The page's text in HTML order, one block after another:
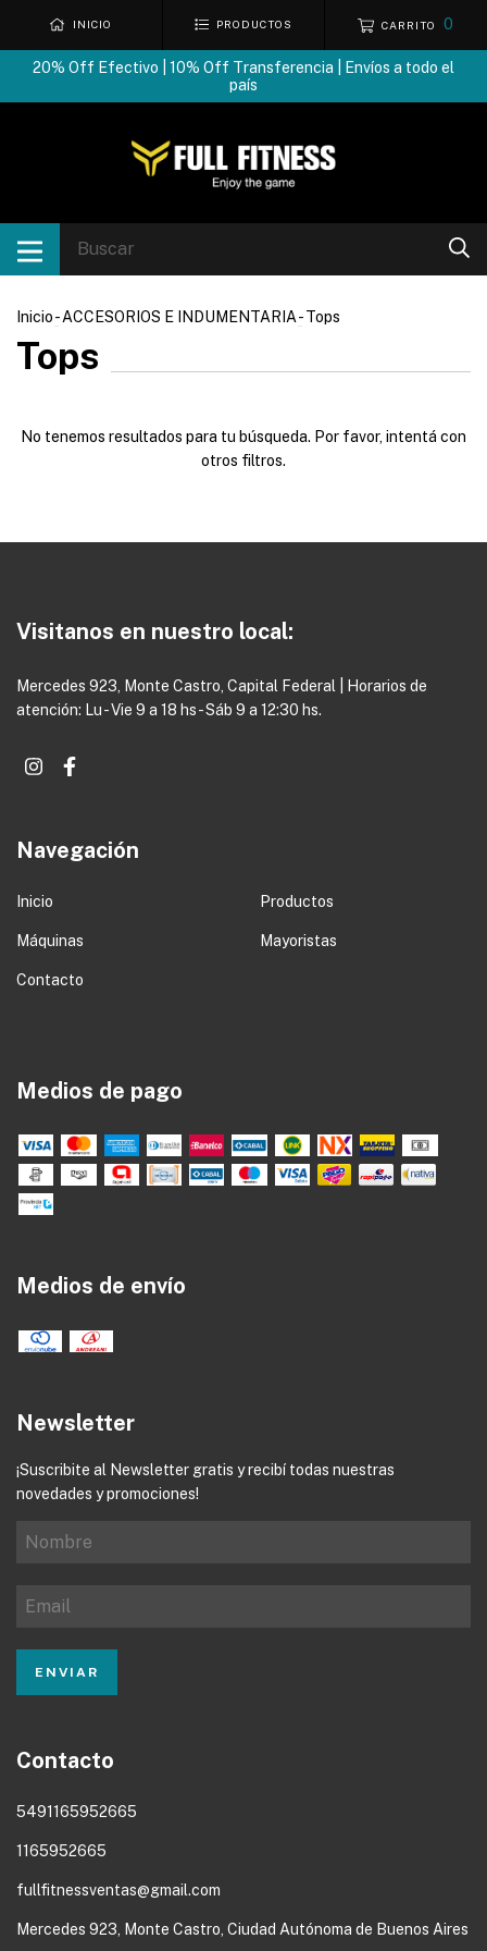
INICIO PRODUCTOS CARRITO 0
20% Off Efectivo | 10% Off Transferencia | Envíos a todo el
país
Inicio- ACCESORIOS E INDUMENTARIA- Tops
Tops
No tenemos resultados para tu búsqueda. Por favor, intentá con
otros filtros.
Visitanos en nuestro local:
Mercedes 923, Monte Castro, Capital Federal | Horarios de
atención: Lu - Vie 9 a 18 hs - Sáb 9 a 12:30 hs.
Navegación
Inicio Productos
Máquinas Mayoristas
Contacto
Medios de pago
Medios de envío
Newsletter
¡Suscribite al Newsletter gratis y recibí todas nuestras
novedades y promociones!
Contacto
5491165952665
1165952665
fullfitnessventas@gmail.com
Mercedes 923, Monte Castro, Ciudad Autónoma de Buenos Aires